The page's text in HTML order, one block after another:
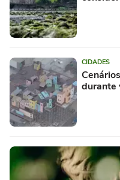
CIDADES
durante